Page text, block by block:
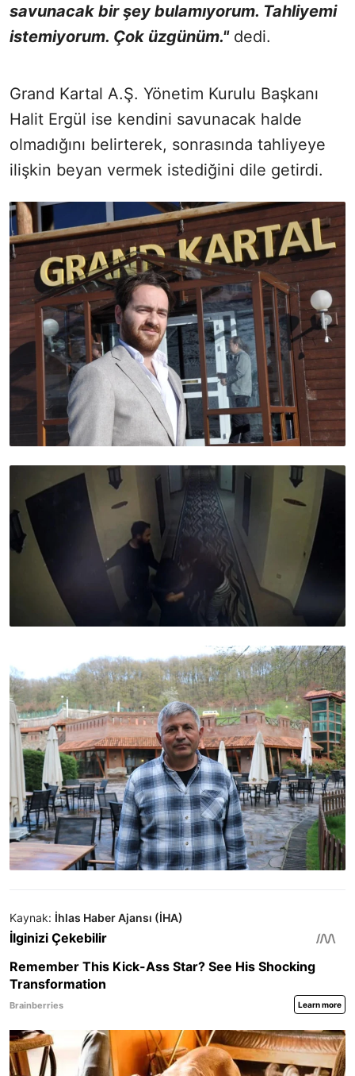
savunacak bir şey bulamıyorum. Tahliyemi
istemiyorum. Çok üzgünüm."dedi.
Grand Kartal A.Ş. Yönetim Kurulu Başkanı
Halit Ergül ise kendini savunacak halde
olmadığını belirterek, sonrasında tahliyeye
ilişkin beyan vermek istediğini dile getirdi.
Kaynak: İhlas Haber Ajansı (İHA)